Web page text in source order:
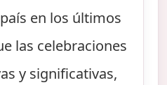
en los últimos
las celebraciones
y significativas,